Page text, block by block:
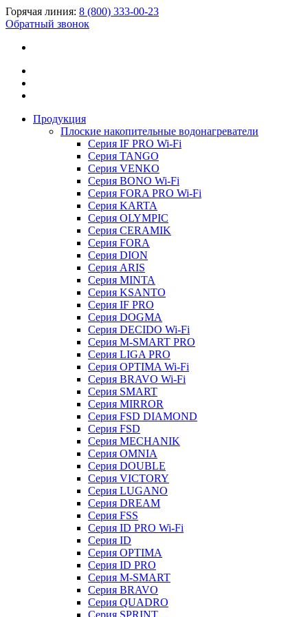
Горячая линия: 8 (800) 333-00-23
Обратный звонок
Продукция
Плоские накопительные водонагреватели
Серия IF PRO Wi-Fi
Серия TANGO
Серия VENKO
Серия BONO Wi-Fi
Серия FORA PRO Wi-Fi
Серия KARTA
Серия OLYMPIC
Серия CERAMIK
Серия FORA
Серия DION
Серия ARIS
Серия MINTA
Серия KSANTO
Серия IF PRO
Серия DOGMA
Серия DECIDO Wi-Fi
Серия M-SMART PRO
Серия LIGA PRO
Серия OPTIMA Wi-Fi
Серия BRAVO Wi-Fi
Серия SMART
Серия MIRROR
Серия FSD DIAMOND
Серия FSD
Серия MECHANIK
Серия OMNIA
Серия DOUBLE
Серия VICTORY
Серия LUGANO
Серия DREAM
Серия FSS
Серия ID PRO Wi-Fi
Серия ID
Серия OPTIMA
Серия ID PRO
Серия M-SMART
Серия BRAVO
Серия QUADRO
Серия SPRINT